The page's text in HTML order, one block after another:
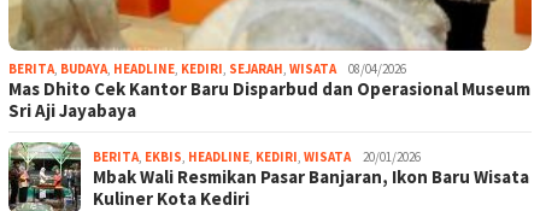
BERITA, BUDAYA, HEADLINE, KEDIRI, SEJARAH, WISATA 08/04/2026
Mas Dhito Cek Kantor Baru Disparbud dan Operasional Museum
Sri Aji Jayabaya
BERITA, EKBIS, HEADLINE, KEDIRI, WISATA 20/01/2026
Mbak Wali Resmikan Pasar Banjaran, Ikon Baru Wisata
Kuliner Kota Kediri